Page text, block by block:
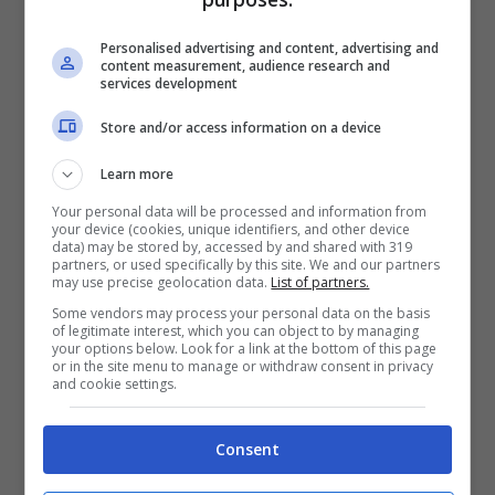
50,91 euro. Gli analisti finanziari
prevedono possibili ulteriori rialzi con
previsioni che oscillano tra i 63 e gli 84
euro al megawattora in caso di
temperature particolarmente rigide.
Nonostante queste previsioni, Stefano
Besseghini, presidente dell’Arera, rassicura
che non dovremmo assistere ai picchi del
passato anno, quando i prezzi raggiunsero
soglie tra i 130 e i 150 euro al
megawattora. L’aumento dei prezzi
Personalised advertising and content, advertising and
content measurement, audience research and
services development
Store and/or access information on a device
Learn more
Your personal data will be processed and information from
your device (cookies, unique identifiers, and other device
data) may be stored by, accessed by and shared with 319
partners, or used specifically by this site. We and our partners
may use precise geolocation data. List of partners.
Some vendors may process your personal data on the basis
of legitimate interest, which you can object to by managing
your options below. Look for a link at the bottom of this page
or in the site menu to manage or withdraw consent in privacy
and cookie settings.
Consent